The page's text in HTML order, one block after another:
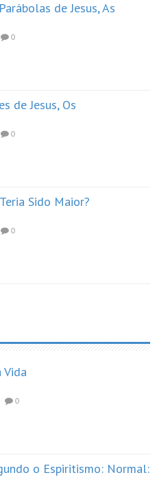
de Jesus, As
0
de Jesus, Os
0
Sido Maior?
0
Vida
0
o Espiritismo: Normal: